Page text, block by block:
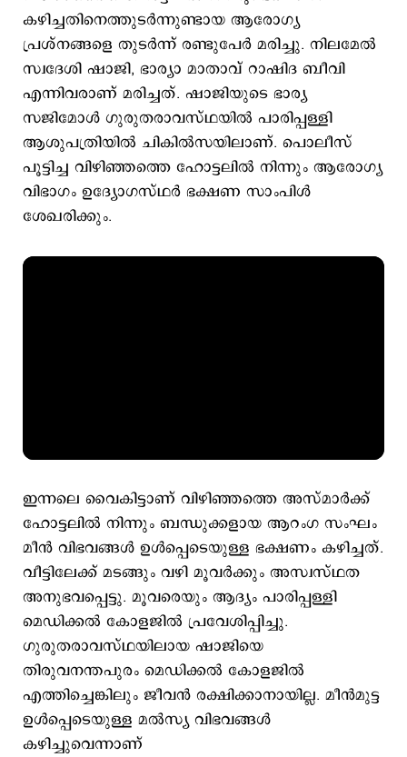
കഴിച്ചതിനെത്തുടർന്നുണ്ടായ ആരോഗ്യ
പ്രശ്നങ്ങളെ തുടർന്ന് രണ്ടുപേർ മരിച്ചു. നിലമേൽ
സ്വദേശി ഷാജി, ഭാര്യാ മാതാവ് റാഷിദ ബീവി
എന്നിവരാണ് മരിച്ചത്. ഷാജിയുടെ ഭാര്യ
സജിമോൾ ഗുരുതരാവസ്ഥയിൽ പാരിപ്പള്ളി
ആശുപത്രിയിൽ ചികിൽസയിലാണ്. പൊലീസ്
പൂട്ടിച്ച വിഴിഞ്ഞത്തെ ഹോട്ടലിൽ നിന്നും ആരോഗ്യ
വിഭാഗം ഉദ്യോഗസ്ഥർ ഭക്ഷണ സാംപിൾ
ശേഖരിക്കും.
ഇന്നലെ വൈകിട്ടാണ് വിഴിഞ്ഞത്തെ അസ്മാര്‍ക്ക്
ഹോട്ടലിൽ നിന്നും ബന്ധുക്കളായ ആറംഗ സംഘം
മീൻ വിഭവങ്ങൾ ഉൾപ്പെടെയുള്ള ഭക്ഷണം കഴിച്ചത്.
വീട്ടിലേക്ക് മടങ്ങും വഴി മൂവർക്കും അസ്വസ്ഥത
അനുഭവപ്പെട്ടു. മൂവരെയും ആദ്യം പാരിപ്പള്ളി
മെഡിക്കൽ കോളജിൽ പ്രവേശിപ്പിച്ചു.
ഗുരുതരാവസ്ഥയിലായ ഷാജിയെ
തിരുവനന്തപുരം മെഡിക്കൽ കോളജിൽ
എത്തിച്ചെങ്കിലും ജീവൻ രക്ഷിക്കാനായില്ല. മീൻമുട്ട
ഉൾപ്പെടെയുള്ള മൽസ്യ വിഭവങ്ങൾ
കഴിച്ചുവെന്നാണ്